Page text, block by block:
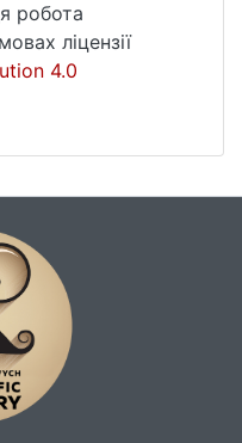
робота
ліцензії
4.0